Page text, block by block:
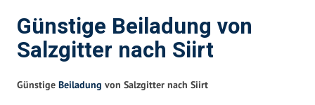
Günstige Beiladung von
Salzgitter nach Siirt
Günstige Beiladung von Salzgitter nach Siirt